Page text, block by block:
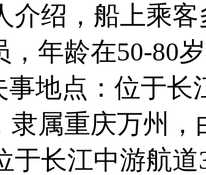
绍，船上乘客
年龄在50-80
地点：位于长
属重庆万州，
长江中游航